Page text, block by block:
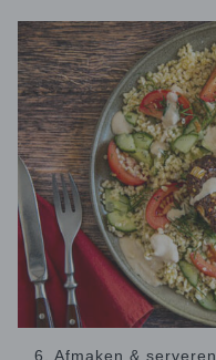
6. Afmaken & serveren